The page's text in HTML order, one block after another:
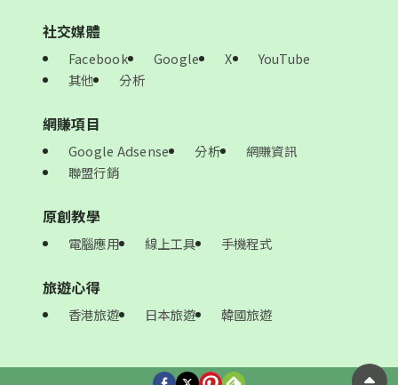
社交媒體
Facebook Google X
YouTube
其他
分析
網賺項目
Google Adsense 分析
網賺資訊
聯盟行銷
原創教學
電腦應用 線上工具 手機程式
旅遊心得
香港旅遊 日本旅遊 韓國旅遊